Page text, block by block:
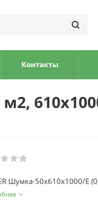
Контакты
Шумка-50x610x1000/Е